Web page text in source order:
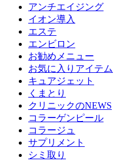
アンチエイジング
イオン導入
エステ
エンビロン
お勧めメニュー
お気に入りアイテム
キュアジェット
くまとり
クリニックのNEWS
コラーゲンピール
コラージュ
サプリメント
シミ取り